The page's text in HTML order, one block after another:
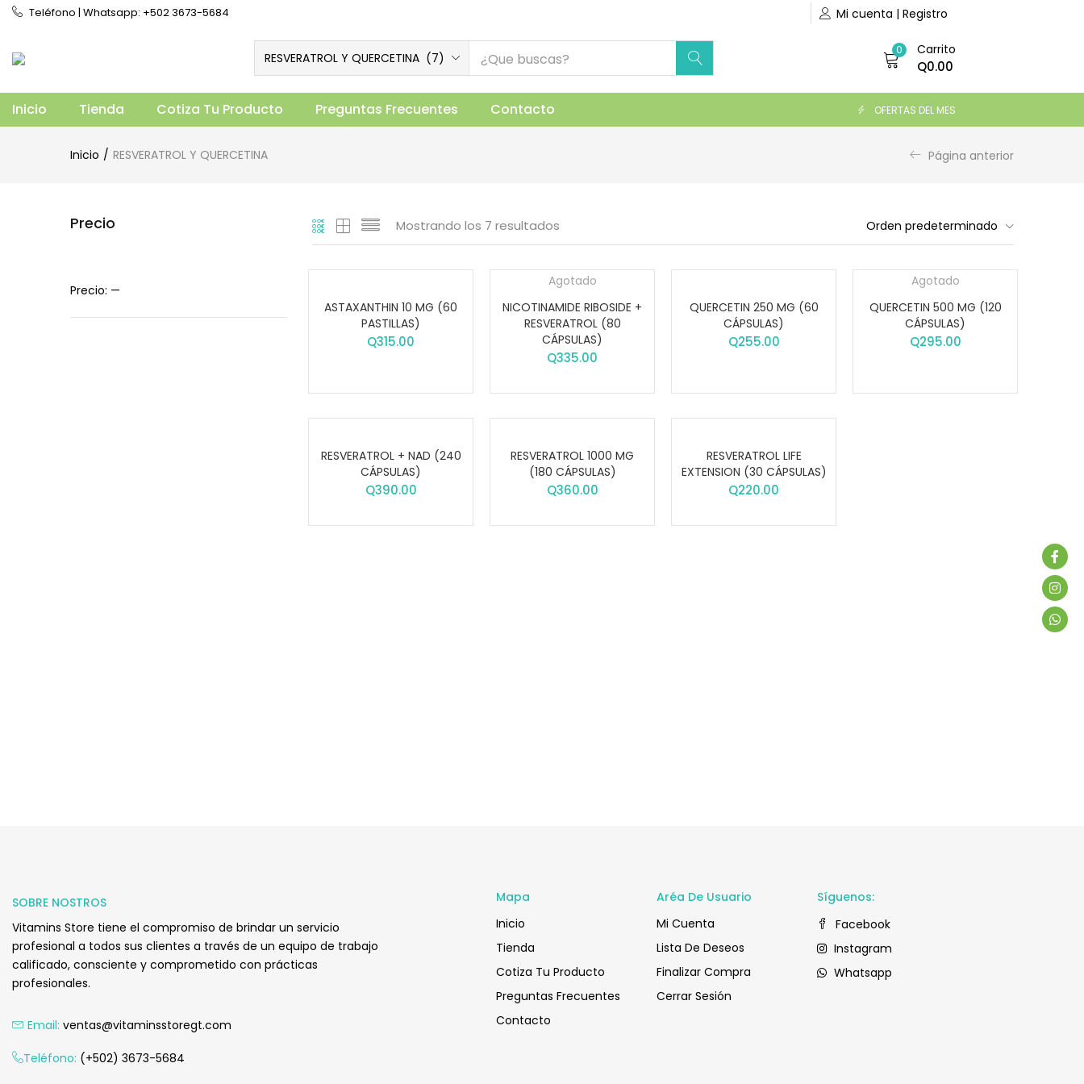
Teléfono | Whatsapp: +502 3673-5684 Mi cuenta | Registro
RESVERATROL Y QUERCETINA (7)
0 Carrito
Q0.00
Inicio Tienda Cotiza Tu Producto Preguntas Frecuentes Contacto OFERTAS DEL MES
Inicio RESVERATROL Y QUERCETINA Página anterior
Mostrando los 7 resultados Orden predeterminado
ASTAXANTHIN 10 MG (60
PASTILLAS)
Q315.00
Agotado
NICOTINAMIDE RIBOSIDE +
RESVERATROL (80
CÁPSULAS)
Q335.00
QUERCETIN 250 MG (60
CÁPSULAS)
Q255.00
Agotado
QUERCETIN 500 MG (120
CÁPSULAS)
Q295.00
RESVERATROL + NAD (240
CÁPSULAS)
Q390.00
RESVERATROL 1000 MG
(180 CÁPSULAS)
Q360.00
RESVERATROL LIFE
EXTENSION (30 CÁPSULAS)
Q220.00
Precio
Precio: —
SOBRE NOSTROS
Vitamins Store tiene el compromiso de brindar un servicio
profesional a todos sus clientes a través de un equipo de trabajo
calificado, consciente y comprometido con prácticas
profesionales.
Email: ventas@vitaminsstoregt.com
Teléfono: (+502) 3673-5684
Mapa
Inicio
Tienda
Cotiza Tu Producto
Preguntas Frecuentes
Contacto
Aréa De Usuario
Mi Cuenta
Lista De Deseos
Finalizar Compra
Cerrar Sesión
Síguenos:
Facebook
Instagram
Whatsapp